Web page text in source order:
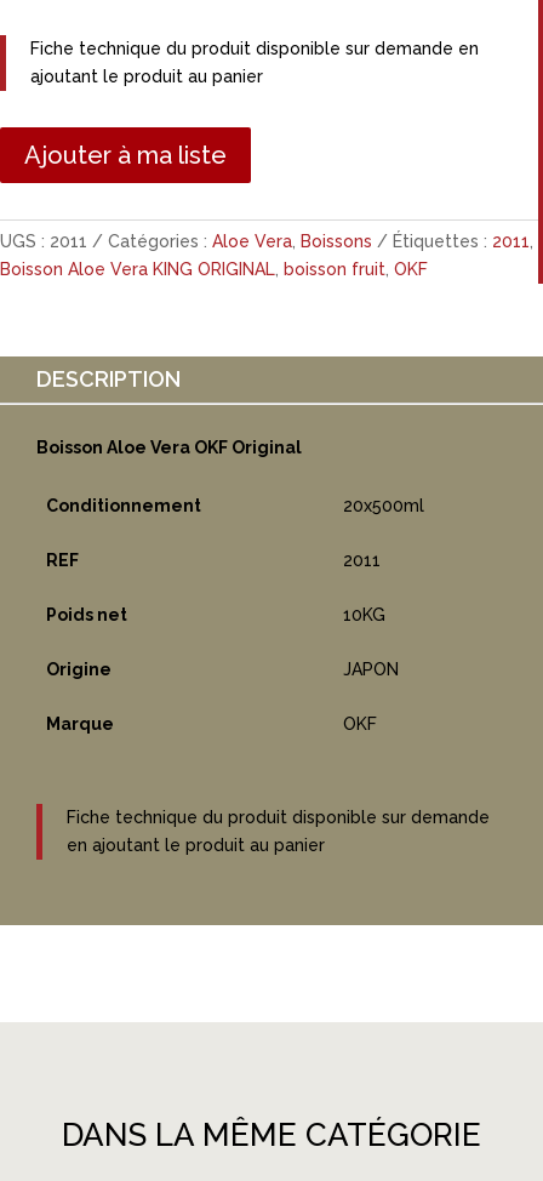
Fiche technique du produit disponible sur demande en
ajoutant le produit au panier
Ajouter à ma liste
UGS : 2011 Catégories : Aloe Vera Boissons Étiquettes : 2011
Boisson Aloe Vera KING ORIGINAL boisson fruit OKF
DESCRIPTION
Boisson Aloe Vera OKF Original
Conditionnement 20x500ml
REF 2011
Poids net 10KG
Origine JAPON
Marque OKF
Fiche technique du produit disponible sur demande
en ajoutant le produit au panier
DANS LA MÊME CATÉGORIE